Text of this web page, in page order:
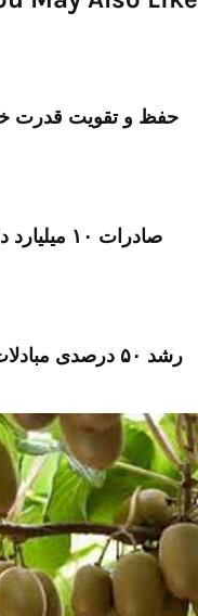
حفظ و تقویت قدرت
صادرات ۱۰ میلیارد دلار کالا از گمرکات استان بوشهر
رشد ۵۰ درصدی